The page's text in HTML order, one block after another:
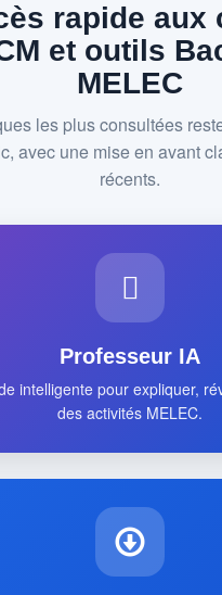
rapide aux
et outils
MELEC
les plus consultées
avec une mise en avant
récents.
Professeur IA
intelligente pour expliquer,
des activités MELEC.